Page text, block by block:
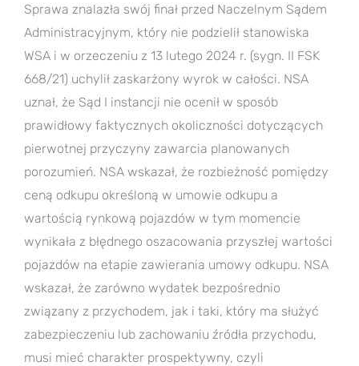
Sprawa znalazła swój finał przed Naczelnym Sądem
Administracyjnym, który nie podzielił stanowiska
WSA i w orzeczeniu z 13 lutego 2024 r. (sygn. II FSK
668/21) uchylił zaskarżony wyrok w całości. NSA
uznał, że Sąd I instancji nie ocenił w sposób
prawidłowy faktycznych okoliczności dotyczących
pierwotnej przyczyny zawarcia planowanych
porozumień. NSA wskazał, że rozbieżność pomiędzy
ceną odkupu określoną w umowie odkupu a
wartością rynkową pojazdów w tym momencie
wynikała z błędnego oszacowania przyszłej wartości
pojazdów na etapie zawierania umowy odkupu. NSA
wskazał, że zarówno wydatek bezpośrednio
związany z przychodem, jak i taki, który ma służyć
zabezpieczeniu lub zachowaniu źródła przychodu,
musi mieć charakter prospektywny, czyli